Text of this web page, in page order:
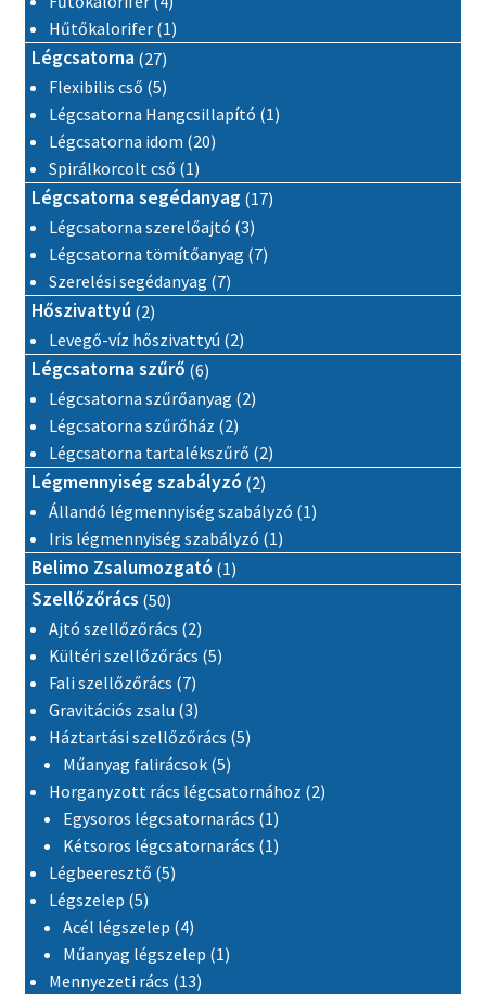
Hűtőkalorifer 11 termék
Légcsatorna 2727 termék
Flexibilis cső 55 termék
Légcsatorna Hangcsillapító 11 termék
Légcsatorna idom 2020 termék
Spirálkorcolt cső 11 termék
Légcsatorna segédanyag 1717 termék
Légcsatorna szerelőajtó 33 termék
Légcsatorna tömítőanyag 77 termék
Szerelési segédanyag 77 termék
Hőszivattyú 22 termék
Levegő-víz hőszivattyú 22 termék
Légcsatorna szűrő 66 termék
Légcsatorna szűrőanyag 22 termék
Légcsatorna szűrőház 22 termék
Légcsatorna tartalékszűrő 22 termék
Légmennyiség szabályzó 22 termék
Állandó légmennyiség szabályzó 11 termék
Iris légmennyiség szabályzó 11 termék
Belimo Zsalumozgató 11 termék
Szellőzőrács 5050 termék
Ajtó szellőzőrács 22 termék
Kültéri szellőzőrács 55 termék
Fali szellőzőrács 77 termék
Gravitációs zsalu 33 termék
Háztartási szellőzőrács 55 termék
Műanyag falirácsok 55 termék
Horganyzott rács légcsatornához 22 termék
Egysoros légcsatornarács 11 termék
Kétsoros légcsatornarács 11 termék
Légbeeresztő 55 termék
Légszelep 55 termék
Acél légszelep 44 termék
Műanyag légszelep 11 termék
Mennyezeti rács 1313 termék